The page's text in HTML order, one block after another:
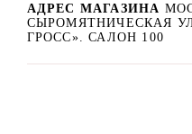
АДРЕС МАГАЗИНА
СЫРОМЯТНИЧЕСКАЯ
ГРОСС». САЛОН 100